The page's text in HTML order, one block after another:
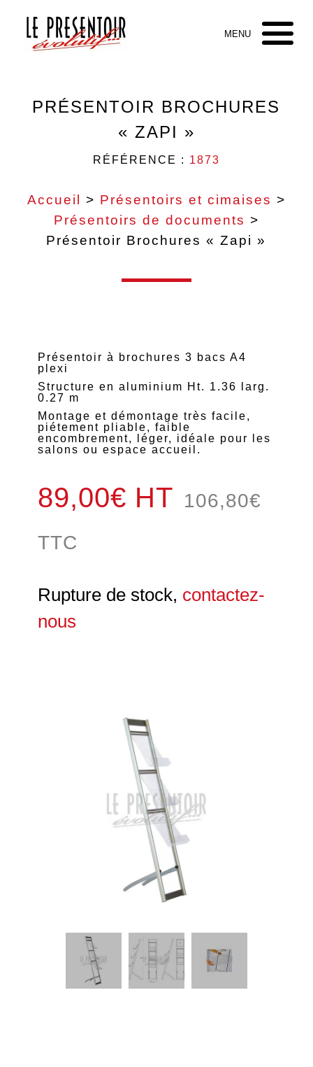
PRÉSENTOIR BROCHURES
« ZAPI »
RÉFÉRENCE : 1873
Accueil > Présentoirs et cimaises >
Présentoirs de documents >
Présentoir Brochures « Zapi »
Présentoir à brochures 3 bacs A4
plexi
Structure en aluminium Ht. 1.36 larg.
0.27 m
Montage et démontage très facile,
piétement pliable, faible
encombrement, léger, idéale pour les
salons ou espace accueil.
89,00€ HT 106,80€
TTC
Rupture de stock, contactez-
nous